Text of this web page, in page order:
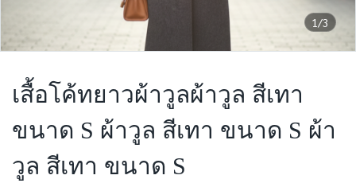
1/3
เสื้อโค้ทยาวผ้าวูลผ้าวูล สีเทา
ขนาด S ผ้าวูล สีเทา ขนาด S ผ้า
วูล สีเทา ขนาด S